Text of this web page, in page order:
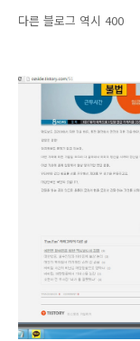
다른 블로그 역시 400